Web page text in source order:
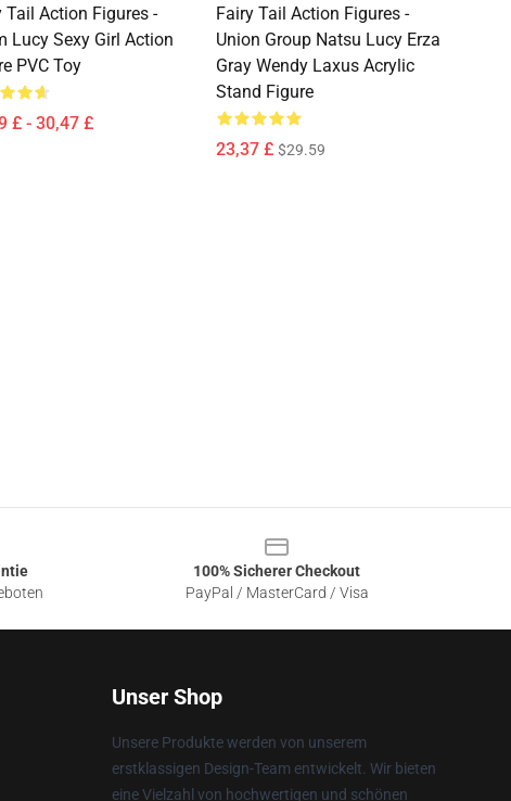
Tail Action Figures -
Lucy Sexy Girl Action
PVC Toy
£ - 30,47 £
Fairy Tail Action Figures -
Union Group Natsu Lucy Erza
Gray Wendy Laxus Acrylic
Stand Figure
23,37 £ $29.59
100% Sicherer Checkout
PayPal / MasterCard / Visa
Unser Shop
Unsere Produkte werden von unserem
erstklassigen Design-Team entwickelt. Wir bieten
eine Vielzahl von hochwertigen und schönen